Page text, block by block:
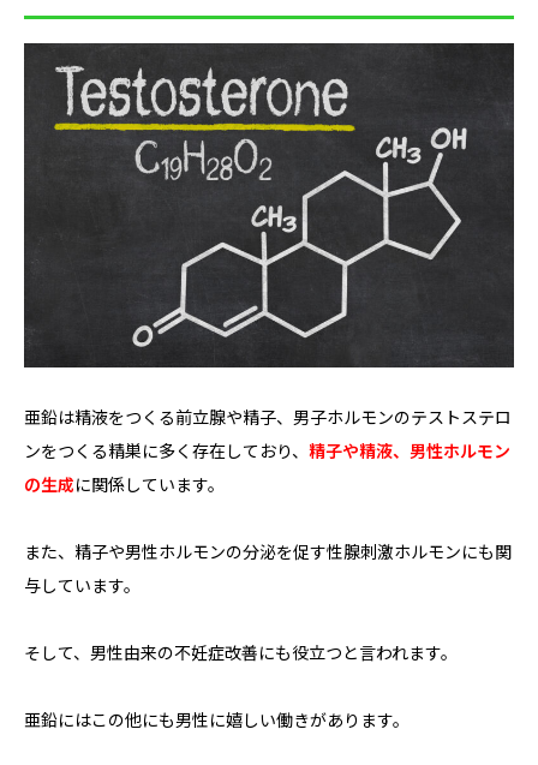
亜鉛は精液をつくる前立腺や精子、男子ホルモンのテストステロ
ンをつくる精巣に多く存在しており、 精子や精液、男性ホルモン
の生成に関係しています。
また、精子や男性ホルモンの分泌を促す性腺刺激ホルモンにも関
与しています。
そして、男性由来の不妊症改善にも役立つと言われます。
亜鉛にはこの他にも男性に嬉しい働きがあります。